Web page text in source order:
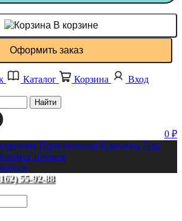
В корзине
Оформить заказ
Каталог Корзина Вход
Найти
0 ₽
Приключения Контакты Еще
товаров
55-92-88